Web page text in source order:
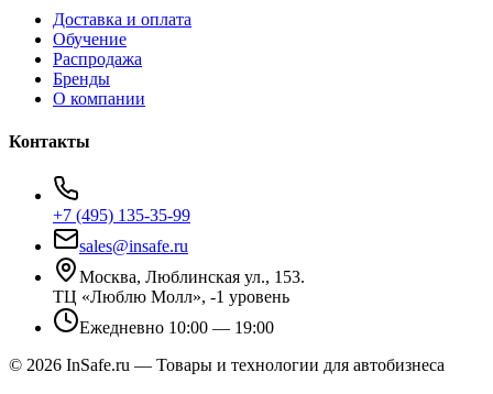
Доставка и оплата
Обучение
Распродажа
Бренды
О компании
Контакты
+7 (495) 135-35-99
sales@insafe.ru
Москва, Люблинская ул., 153.
ТЦ «Люблю Молл», -1 уровень
Ежедневно 10:00 — 19:00
© 2026 InSafe.ru — Товары и технологии для автобизнеса